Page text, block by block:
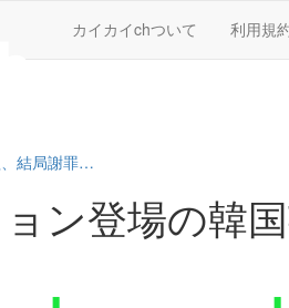
カイカイchついて 利用規
、結局謝罪…
ン登場の韓